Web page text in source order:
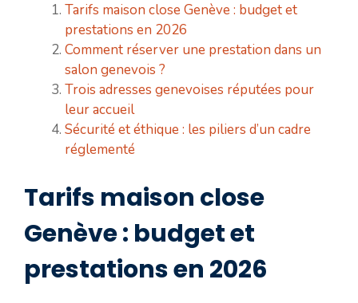
Tarifs maison close Genève : budget et
prestations en 2026
Comment réserver une prestation dans un
salon genevois ?
Trois adresses genevoises réputées pour
leur accueil
Sécurité et éthique : les piliers d’un cadre
réglementé
Tarifs maison close
Genève : budget et
prestations en 2026